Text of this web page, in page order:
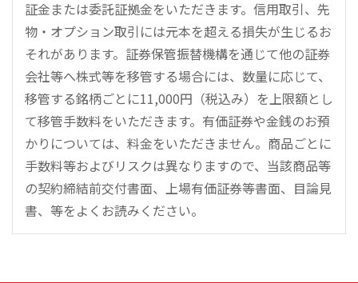
証金または委託証拠金をいただきます。信用取引、先
物・オプション取引には元本を超える損失が生じるお
それがあります。証券保管振替機構を通じて他の証券
会社等へ株式等を移管する場合には、数量に応じて、
移管する銘柄ごとに11,000円（税込み）を上限額とし
て移管手数料をいただきます。有価証券や金銭のお預
かりについては、料金をいただきません。商品ごとに
手数料等およびリスクは異なりますので、当該商品等
の契約締結前交付書面、上場有価証券等書面、目論見
書、等をよくお読みください。